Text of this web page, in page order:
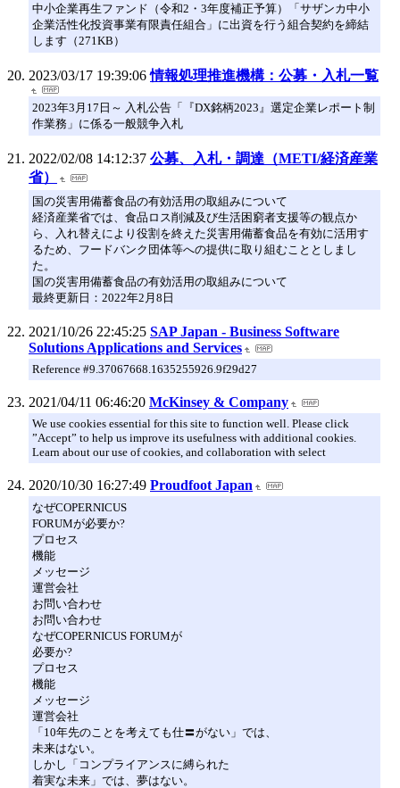
中小企業再生ファンド（令和2・3年度補正予算）「サザンカ中小
企業活性化投資事業有限責任組合」に出資を行う組合契約を締結
します（271KB）
2023/03/17 19:39:06 情報処理推進機構：公募・入札一覧
2023年3月17日～ 入札公告「『DX銘柄2023』選定企業レポート制
作業務」に係る一般競争入札
2022/02/08 14:12:37 公募、入札・調達（METI/経済産業
省）
国の災害用備蓄食品の有効活用の取組みについて
経済産業省では、食品ロス削減及び生活困窮者支援等の観点か
ら、入れ替えにより役割を終えた災害用備蓄食品を有効に活用す
るため、フードバンク団体等への提供に取り組むこととしまし
た。
国の災害用備蓄食品の有効活用の取組みについて
最終更新日：2022年2月8日
2021/10/26 22:45:25 SAP Japan - Business Software
Solutions Applications and Services
Reference #9.37067668.1635255926.9f29d27
2021/04/11 06:46:20 McKinsey & Company
We use cookies essential for this site to function well. Please click
”Accept” to help us improve its usefulness with additional cookies.
Learn about our use of cookies, and collaboration with select
2020/10/30 16:27:49 Proudfoot Japan
なぜCOPERNICUS
FORUMが必要か?
プロセス
機能
メッセージ
運営会社
お問い合わせ
お問い合わせ
なぜCOPERNICUS FORUMが
必要か?
プロセス
機能
メッセージ
運営会社
「10年先のことを考えても仕〓がない」では、
未来はない。
しかし「コンプライアンスに縛られた
着実な未来」では、夢はない。